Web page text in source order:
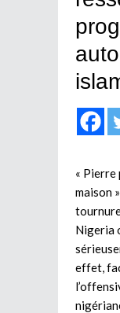
« Pierre
maison
Nigeria
effet,